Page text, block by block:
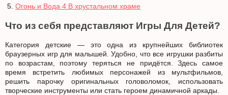
Огонь и Вода 4 В хрустальном храме
Что из себя представляют Игры Для Детей?
Категория детские — это одна из крупнейших библиотек
браузерных игр для малышей. Удобно, что все игрушки разбиты
по возрастам, поэтому теряться не придётся. Здесь самое
время встретить любимых персонажей из мультфильмов,
решить парочку оригинальных головоломок, использовать
творческие инструменты или стать героем динамичной аркады.